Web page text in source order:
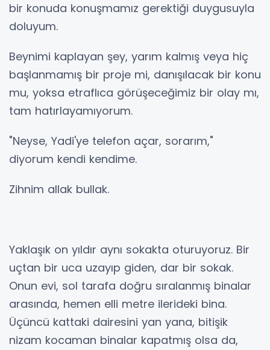
bir konuda konuşmamız gerektiği duygusuyla
doluyum.
Beynimi kaplayan şey, yarım kalmış veya hiç
başlanmamış bir proje mi, danışılacak bir konu
mu, yoksa etraflıca görüşeceğimiz bir olay mı,
tam hatırlayamıyorum.
"Neyse, Yadi'ye telefon açar, sorarım,"
diyorum kendi kendime.
Zihnim allak bullak.
Yaklaşık on yıldır aynı sokakta oturuyoruz. Bir
uçtan bir uca uzayıp giden, dar bir sokak.
Onun evi, sol tarafa doğru sıralanmış binalar
arasında, hemen elli metre ilerideki bina.
Üçüncü kattaki dairesini yan yana, bitişik
nizam kocaman binalar kapatmış olsa da,